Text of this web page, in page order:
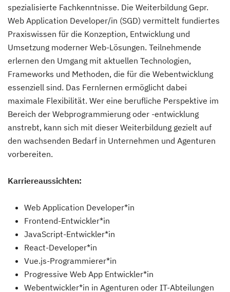
spezialisierte Fachkenntnisse. Die Weiterbildung Gepr.
Web Application Developer/in (SGD) vermittelt fundiertes
Praxiswissen für die Konzeption, Entwicklung und
Umsetzung moderner Web-Lösungen. Teilnehmende
erlernen den Umgang mit aktuellen Technologien,
Frameworks und Methoden, die für die Webentwicklung
essenziell sind. Das Fernlernen ermöglicht dabei
maximale Flexibilität. Wer eine berufliche Perspektive im
Bereich der Webprogrammierung oder -entwicklung
anstrebt, kann sich mit dieser Weiterbildung gezielt auf
den wachsenden Bedarf in Unternehmen und Agenturen
vorbereiten.
Karriereaussichten:
Web Application Developer*in
Frontend-Entwickler*in
JavaScript-Entwickler*in
React-Developer*in
Vue.js-Programmierer*in
Progressive Web App Entwickler*in
Webentwickler*in in Agenturen oder IT-Abteilungen